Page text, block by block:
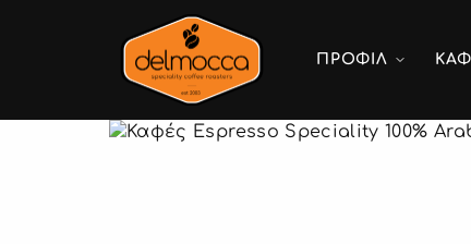
ΠΡΟΦΙΛ